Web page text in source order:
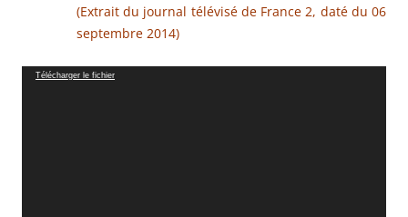
(Extrait du journal télévisé de France 2, daté du 06
septembre 2014)
Lecteur
Télécharger le fichier